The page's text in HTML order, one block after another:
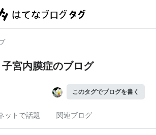
子宮内膜症のブログ
このタグでブログを書く
ットで話題 関連ブログ